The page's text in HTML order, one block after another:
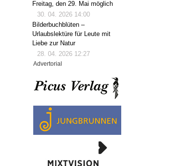
Freitag, den 29. Mai möglich
30. 04. 2026 14:00
Bilderbuchblüten –
Urlaubslektüre für Leute mit
Liebe zur Natur
28. 04. 2026 12:27
Advertorial